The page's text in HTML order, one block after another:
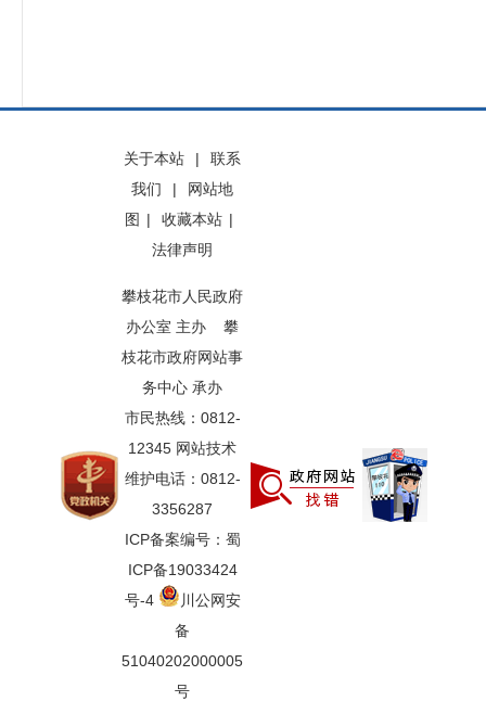
关于本站 |
联系
我们
|
网站地
图 | 收藏本站 |
法律声明
攀枝花市人民政府
办公室 主办 攀
枝花市政府网站事
务中心 承办
市民热线：0812-
12345 网站技术
维护电话：0812-
3356287
ICP备案编号：蜀
ICP备19033424
号-4
川公网安
备
51040202000005
号